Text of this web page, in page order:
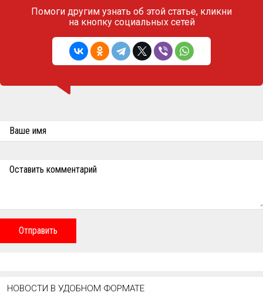
Помоги другим узнать об этой статье, кликни
на кнопку социальных сетей
Ваше имя
Оставить комментарий
Отправить
НОВОСТИ В УДОБНОМ ФОРМАТЕ